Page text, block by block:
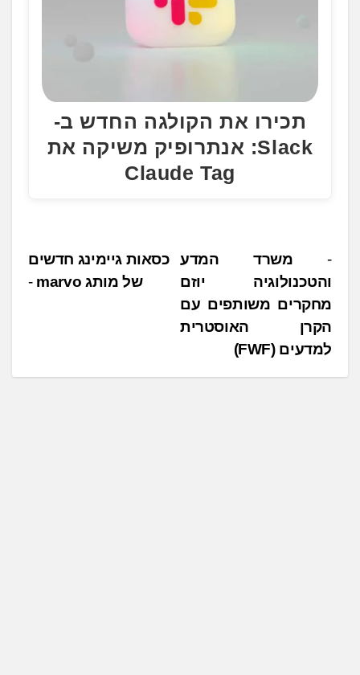
תכירו את הקולגה החדש ב-
Slack: אנתרופיק משיקה את
Claude Tag
נ
י
ו
ו
ט
כסאות גיימינג חדשים
של מותג ‏marvo
משרד המדע
והטכנולוגיה יוזם
מחקרים משותפים עם
הקרן האוסטרית
למדעים (FWF)